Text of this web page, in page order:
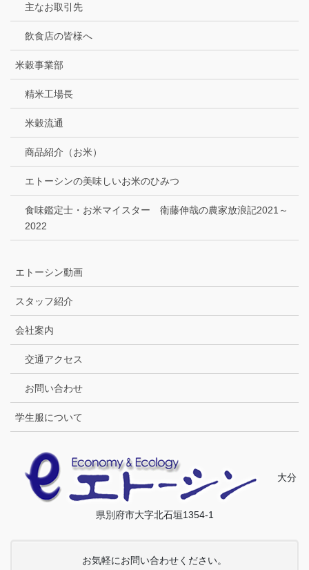
主なお取引先
飲食店の皆様へ
米穀事業部
精米工場長
米穀流通
商品紹介（お米）
エトーシンの美味しいお米のひみつ
食味鑑定士・お米マイスター 衛藤伸哉の農家放浪記2021～
2022
エトーシン動画
スタッフ紹介
会社案内
交通アクセス
お問い合わせ
学生服について
大分
県別府市大字北石垣1354-1
お気軽にお問い合わせください。